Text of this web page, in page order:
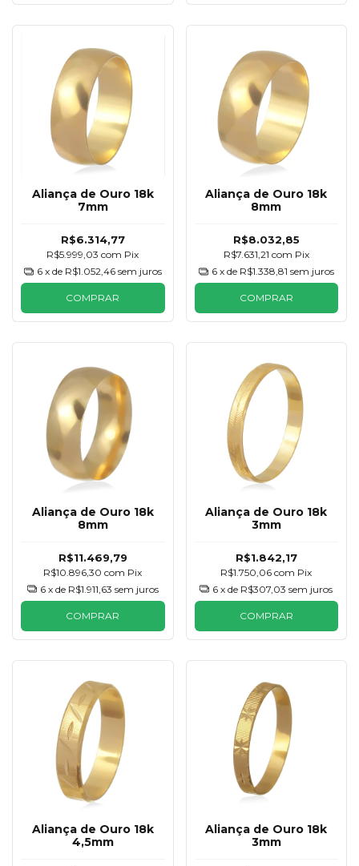
Aliança de Ouro 18k
7mm
R$6.314,77
R$5.999,03com Pix
6 x de R$1.052,46 sem juros
COMPRAR
Aliança de Ouro 18k
8mm
R$8.032,85
R$7.631,21 com Pix
6 x de R$1.338,81 sem juros
COMPRAR
Aliança de Ouro 18k
8mm
R$11.469,79
R$10.896,30com Pix
6 x de R$1.911,63 sem juros
COMPRAR
Aliança de Ouro 18k
3mm
R$1.842,17
R$1.750,06com Pix
6 x de R$307,03 sem juros
COMPRAR
Aliança de Ouro 18k
4,5mm
Aliança de Ouro 18k
3mm